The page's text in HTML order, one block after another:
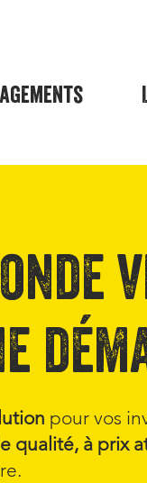
pour vos
qualité, à prix